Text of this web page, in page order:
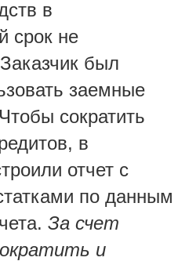
в
срок не
был
заемные
сократить
в
отчет с
по данным
За счет
и